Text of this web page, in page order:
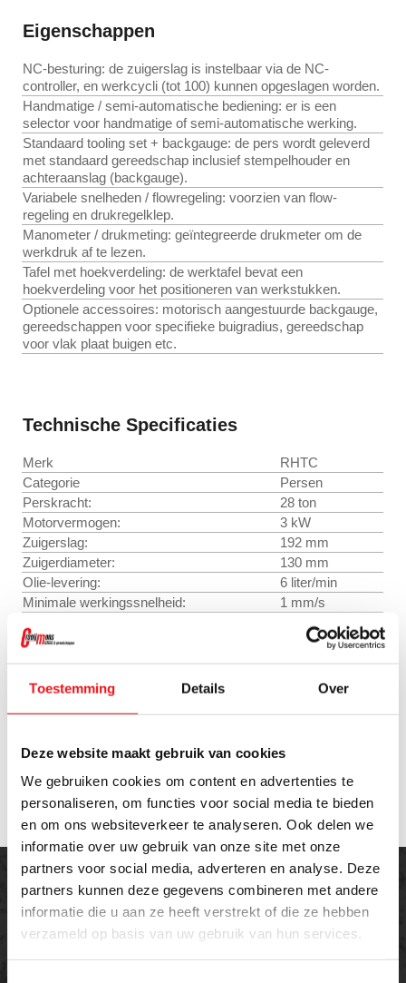
Toestemming Details Over
Deze website maakt gebruik van cookies
We gebruiken cookies om content en advertenties te
personaliseren, om functies voor social media te bieden
en om ons websiteverkeer te analyseren. Ook delen we
informatie over uw gebruik van onze site met onze
partners voor social media, adverteren en analyse. Deze
partners kunnen deze gegevens combineren met andere
informatie die u aan ze heeft verstrekt of die ze hebben
verzameld op basis van uw gebruik van hun services.
Eigenschappen
NC-besturing: de zuigerslag is instelbaar via de NC-
controller, en werkcycli (tot 100) kunnen opgeslagen worden.
Handmatige / semi-automatische bediening: er is een
selector voor handmatige of semi-automatische werking.
Standaard tooling set + backgauge: de pers wordt geleverd
met standaard gereedschap inclusief stempelhouder en
achteraanslag (backgauge).
Variabele snelheden / flowregeling: voorzien van flow-
regeling en drukregelklep.
Manometer / drukmeting: geïntegreerde drukmeter om de
werkdruk af te lezen.
Tafel met hoekverdeling: de werktafel bevat een
hoekverdeling voor het positioneren van werkstukken.
Optionele accessoires: motorisch aangestuurde backgauge,
gereedschappen voor specifieke buigradius, gereedschap
voor vlak plaat buigen etc.
Technische Specificaties
Merk
RHTC
Categorie
Persen
Perskracht:
28 ton
Motorvermogen:
3 kW
Zuigerslag:
192 mm
Zuigerdiameter:
130 mm
Olie-levering:
6 liter/min
Minimale werkingssnelheid:
1 mm/s
9,8 mm/s
Terugsnelheid:
12,8 mm/s
Maximale druk:
250 bar
Tafelmaat bruikbaar (L x B):
300 x 550 mm
Werkbreedte:
750 mm
Gewicht:
800 kg
Offerte aanvragen